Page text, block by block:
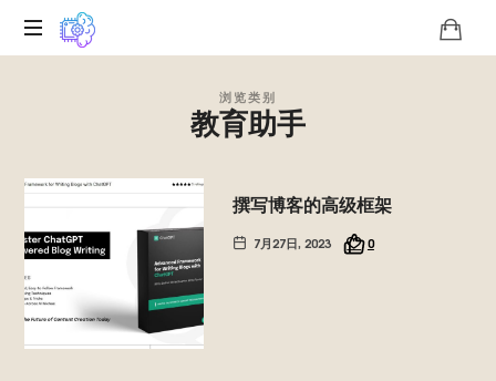
独
性
的
数
浏览类别
教育助手
撰写博客的高级框架
7月27日, 2023 0